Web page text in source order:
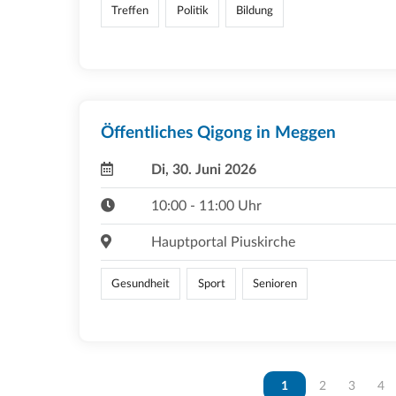
Treffen Politik Bildung
Öffentliches Qigong in Meggen
Di, 30. Juni 2026
10:00 - 11:00 Uhr
Hauptportal Piuskirche
Gesundheit Sport Senioren
Vous êtes sur la page
1 Vous êtes sur
2 Vous
3 4